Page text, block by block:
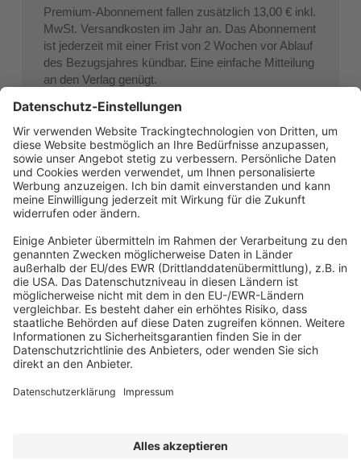
Premium-Abonnement fallen zusätzlich 13,00 € inkl.
MwSt. Versandkosten im Jahr an. Das Abonnement
ist jederzeit mit einer Frist von 2 Wochen vor Ablauf
des Bezugsjahres kündbar. Eine einfache Mitteilung
an den Verlag genügt.
Es gelten die Allgemeinen Geschäfts- und
Widerrufsbedingungen des Verlags untermagazin-
quartier.de/AGB. Lieferung innerhalb von 5
Werktagen ab Erscheinen. Die
Systemvorraussetzungen finden Siehier.
2025 Quartier